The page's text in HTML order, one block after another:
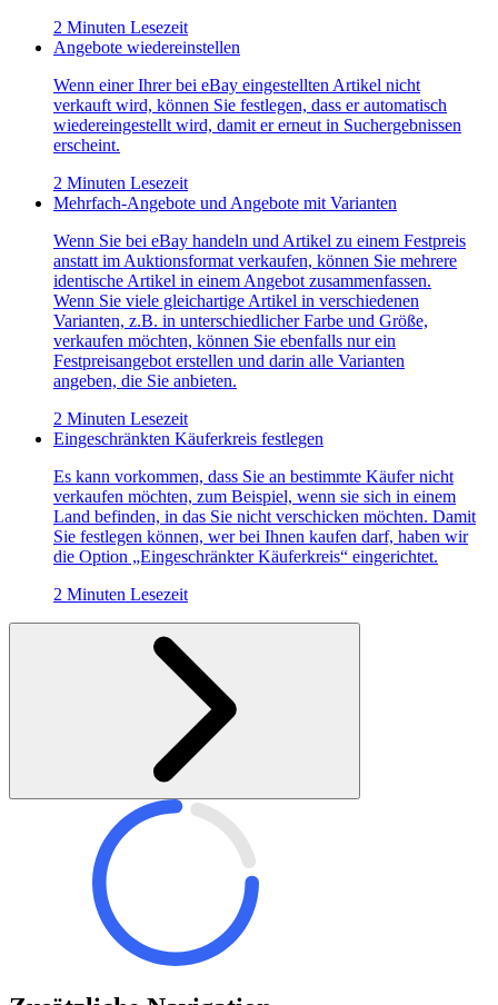
2 Minuten Lesezeit
Angebote wiedereinstellen
Wenn einer Ihrer bei eBay eingestellten Artikel nicht
verkauft wird, können Sie festlegen, dass er automatisch
wiedereingestellt wird, damit er erneut in Suchergebnissen
erscheint.
2 Minuten Lesezeit
Mehrfach-Angebote und Angebote mit Varianten
Wenn Sie bei eBay handeln und Artikel zu einem Festpreis
anstatt im Auktionsformat verkaufen, können Sie mehrere
identische Artikel in einem Angebot zusammenfassen.
Wenn Sie viele gleichartige Artikel in verschiedenen
Varianten, z.B. in unterschiedlicher Farbe und Größe,
verkaufen möchten, können Sie ebenfalls nur ein
Festpreisangebot erstellen und darin alle Varianten
angeben, die Sie anbieten.
2 Minuten Lesezeit
Eingeschränkten Käuferkreis festlegen
Es kann vorkommen, dass Sie an bestimmte Käufer nicht
verkaufen möchten, zum Beispiel, wenn sie sich in einem
Land befinden, in das Sie nicht verschicken möchten. Damit
Sie festlegen können, wer bei Ihnen kaufen darf, haben wir
die Option „Eingeschränkter Käuferkreis“ eingerichtet.
2 Minuten Lesezeit